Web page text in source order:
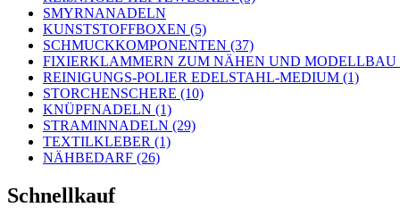
SMYRNANADELN
KUNSTSTOFFBOXEN (5)
SCHMUCKKOMPONENTEN (37)
FIXIERKLAMMERN ZUM NÄHEN UND MODELLBAU
REINIGUNGS-POLIER EDELSTAHL-MEDIUM (1)
STORCHENSCHERE (10)
KNÜPFNADELN (1)
STRAMINNADELN (29)
TEXTILKLEBER (1)
NÄHBEDARF (26)
Schnellkauf